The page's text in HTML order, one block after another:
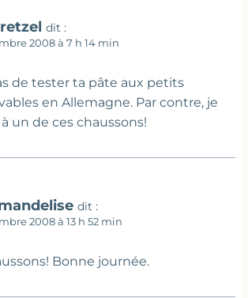
dit :
2008 à 7 h 14 min
de tester ta pâte aux petits
en Allemagne. Par contre, je
un de ces chaussons!
dit :
2008 à 13 h 52 min
Bonne journée.